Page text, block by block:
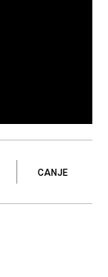
CANJE